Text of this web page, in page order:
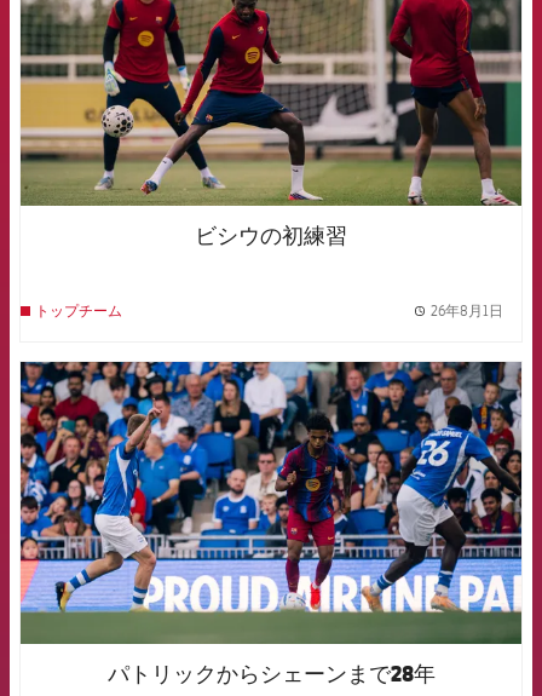
ビシウの初練習
トップチーム 26年8月1日
FCB Barcelona badge
パトリックからシェーンまで28年